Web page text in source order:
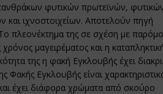
φυτικών πρωτεϊνών,
και ιχνοστοιχείων. Αποτελούν πηγή
πλεονέκτημα της σε σχέση με
μαγειρέματος και η
της η φακή Εγκλουβής έχει
Φακής Εγκλουβής είναι
έχει διάφορα χρώματα από σκούρο